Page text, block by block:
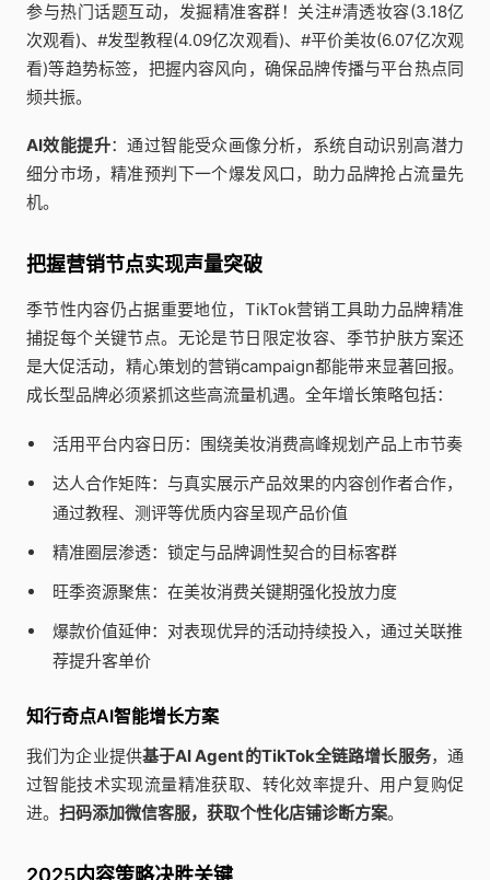
参与热门话题互动，发掘精准客群！关注#清透妆容(3.18亿
次观看)、#发型教程(4.09亿次观看)、#平价美妆(6.07亿次观
看)等趋势标签，把握内容风向，确保品牌传播与平台热点同
频共振。
AI效能提升：通过智能受众画像分析，系统自动识别高潜力
细分市场，精准预判下一个爆发风口，助力品牌抢占流量先
机。
把握营销节点实现声量突破
季节性内容仍占据重要地位，TikTok营销工具助力品牌精准
捕捉每个关键节点。无论是节日限定妆容、季节护肤方案还
是大促活动，精心策划的营销campaign都能带来显著回报。
成长型品牌必须紧抓这些高流量机遇。全年增长策略包括：
活用平台内容日历：围绕美妆消费高峰规划产品上市节奏
达人合作矩阵：与真实展示产品效果的内容创作者合作，
通过教程、测评等优质内容呈现产品价值
精准圈层渗透：锁定与品牌调性契合的目标客群
旺季资源聚焦：在美妆消费关键期强化投放力度
爆款价值延伸：对表现优异的活动持续投入，通过关联推
荐提升客单价
知行奇点AI智能增长方案
我们为企业提供基于AI Agent的TikTok全链路增长服务，通
过智能技术实现流量精准获取、转化效率提升、用户复购促
进。 扫码添加微信客服，获取个性化店铺诊断方案。
2025内容策略决胜关键